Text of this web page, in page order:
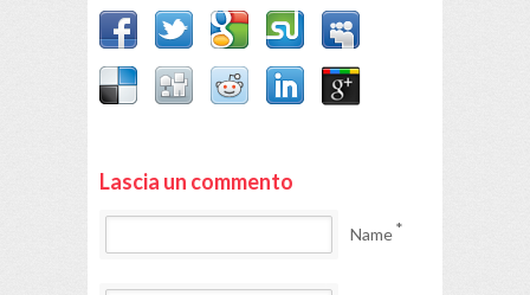
Lascia un commento
Name*